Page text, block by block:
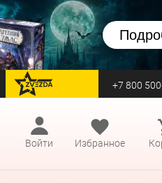
перейти на Zvezda +7 800
Войти
Избранное